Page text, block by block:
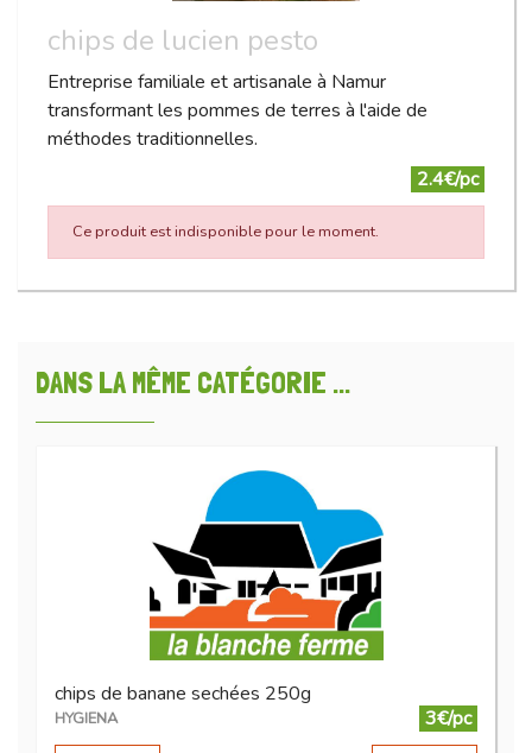
chips de lucien pesto
Entreprise familiale et artisanale à Namur
transformant les pommes de terres à l'aide de
méthodes traditionnelles.
2.4€/pc
Ce produit est indisponible pour le moment.
DANS LA MÊME CATÉGORIE ...
chips de banane sechées 250g
HYGIENA
3€/pc